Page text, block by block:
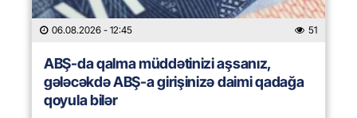
06.08.2026 - 12:45 51
ABŞ-da qalma müddətinizi aşsanız,
gələcəkdə ABŞ-a girişinizə daimi qadağa
qoyula bilər